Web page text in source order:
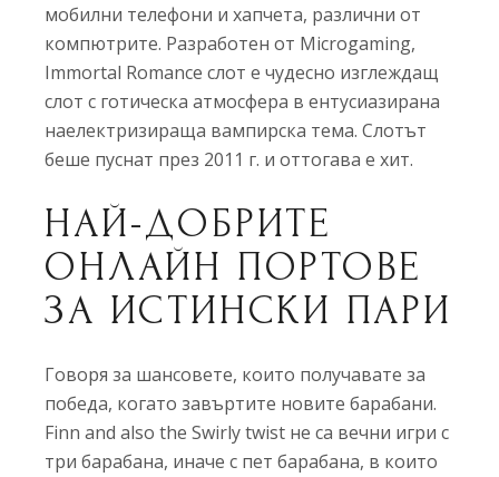
мобилни телефони и хапчета, различни от
компютрите. Разработен от Microgaming,
Immortal Romance слот е чудесно изглеждащ
слот с готическа атмосфера в ентусиазирана
наелектризираща вампирска тема. Слотът
беше пуснат през 2011 г. и оттогава е хит.
НАЙ-ДОБРИТЕ
ОНЛАЙН ПОРТОВЕ
ЗА ИСТИНСКИ ПАРИ
Говоря за шансовете, които получавате за
победа, когато завъртите новите барабани.
Finn and also the Swirly twist не са вечни игри с
три барабана, иначе с пет барабана, в които